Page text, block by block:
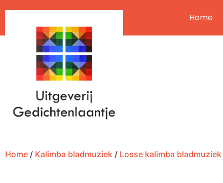
Home
Home / Kalimba bladmuziek / Losse kalimba bladmuziek